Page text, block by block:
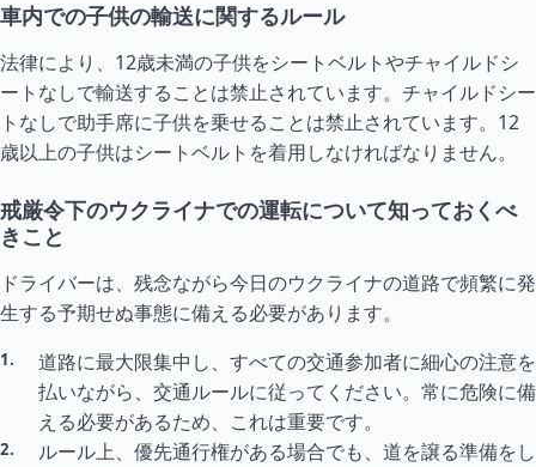
車内での子供の輸送に関するルール
法律により、12歳未満の子供をシートベルトやチャイルドシ
ートなしで輸送することは禁止されています。チャイルドシー
トなしで助手席に子供を乗せることは禁止されています。12
歳以上の子供はシートベルトを着用しなければなりません。
戒厳令下のウクライナでの運転について知っておくべ
きこと
ドライバーは、残念ながら今日のウクライナの道路で頻繁に発
生する予期せぬ事態に備える必要があります。
道路に最大限集中し、すべての交通参加者に細心の注意を
払いながら、交通ルールに従ってください。常に危険に備
える必要があるため、これは重要です。
ルール上、優先通行権がある場合でも、道を譲る準備をし